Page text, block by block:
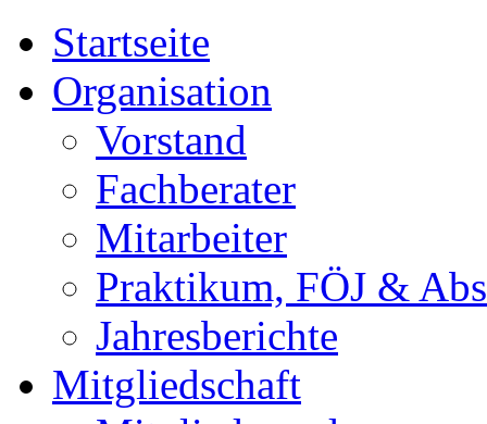
Startseite
Organisation
Vorstand
Fachberater
Mitarbeiter
Praktikum, FÖJ &
Jahresberichte
Mitgliedschaft